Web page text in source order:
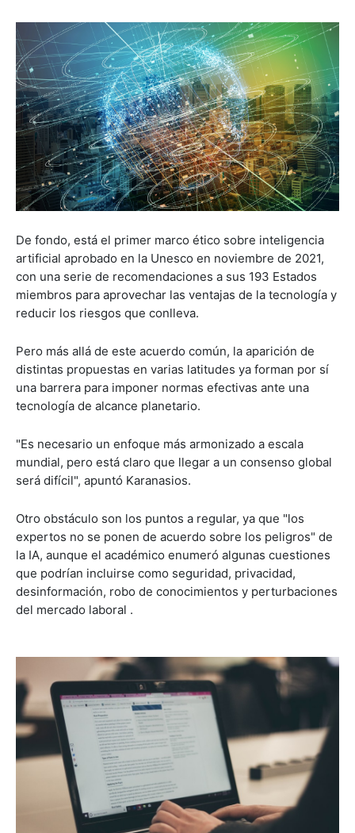
De fondo, está el primer marco ético sobre inteligencia
artificial aprobado en la Unesco en noviembre de 2021,
con una serie de recomendaciones a sus 193 Estados
miembros para aprovechar las ventajas de la tecnología y
reducir los riesgos que conlleva.
Pero más allá de este acuerdo común, la aparición de
distintas propuestas en varias latitudes ya forman por sí
una barrera para imponer normas efectivas ante una
tecnología de alcance planetario.
"Es necesario un enfoque más armonizado a escala
mundial, pero está claro que llegar a un consenso global
será difícil", apuntó Karanasios.
Otro obstáculo son los puntos a regular, ya que "los
expertos no se ponen de acuerdo sobre los peligros" de
la IA, aunque el académico enumeró algunas cuestiones
que podrían incluirse como seguridad, privacidad,
desinformación, robo de conocimientos y perturbaciones
del mercado laboral .